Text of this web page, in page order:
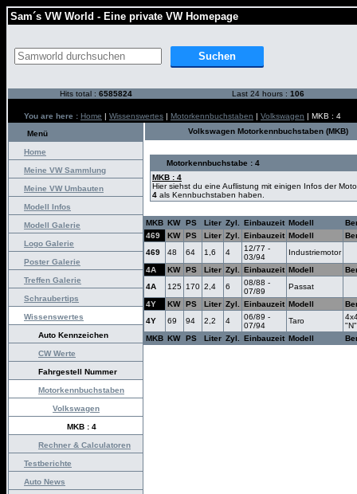
Sam´s VW World - Eine private VW Homepage
Hits total : 6585824 Last 24 hours : 106
You are here : Home | Wissenswertes | Motorkennbuchstaben | Volkswagen | MKB : 4
Menü
Home
Meine VW Sammlung
Meine VW Umbauten
Modell Infos
Modell Galerie
Logo Galerie
Poster Galerie
Treffen Galerie
Schraubertips
Wissenswertes
Auto Kennzeichen
CW Werte
Fahrgestell Nummer
Motorkennbuchstaben
Volkswagen
MKB : 4
Rechner & Calculatoren
Testberichte
Auto News
Volkswagen Motorkennbuchstaben (MKB)
Motorkennbuchstabe : 4
MKB : 4
Hier siehst du eine Auflistung mit einigen Infos der
4 als Kennbuchstaben haben.
MKB KW PS Liter Zyl. Einbauzeit Modell
469
KW PS Liter Zyl. Einbauzeit Modell
469
48 64 1,6 4
12/77 -
03/94
Industriemotor
4A
KW PS Liter Zyl. Einbauzeit Modell
4A
125 170 2,4 6
08/88 -
07/89
Passat
4Y
KW PS Liter Zyl. Einbauzeit Modell
4Y
69 94 2,2 4
06/89 -
07/94
Taro
MKB KW PS Liter Zyl. Einbauzeit Modell